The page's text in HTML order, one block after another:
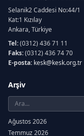
Selanik2 Caddesi No:44/1
Kat:1 Kızılay
Ankara, Türkiye
Tel:(0312) 436 71 11
Faks:(0312) 436 74 70
E-posta: kesk@kesk.org.tr
Arşiv
Ağustos 2026
Temmuz 2026